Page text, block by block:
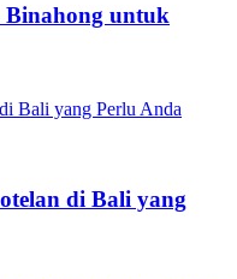
untuk
di Bali yang